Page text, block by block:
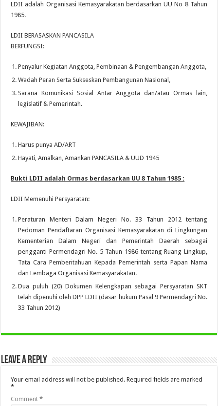
LDII adalah Organisasi Kemasyarakatan berdasarkan UU No 8 Tahun
1985.
LDII BERASASKAN PANCASILA
BERFUNGSI:
Penyalur Kegiatan Anggota, Pembinaan & Pengembangan Anggota,
Wadah Peran Serta Sukseskan Pembangunan Nasional,
Sarana Komunikasi Sosial Antar Anggota dan/atau Ormas lain,
legislatif & Pemerintah.
KEWAJIBAN:
Harus punya AD/ART
Hayati, Amalkan, Amankan PANCASILA & UUD 1945
Bukti LDII adalah Ormas berdasarkan UU 8 Tahun 1985 :
LDII Memenuhi Persyaratan:
Peraturan Menteri Dalam Negeri No. 33 Tahun 2012 tentang
Pedoman Pendaftaran Organisasi Kemasyarakatan di Lingkungan
Kementerian Dalam Negeri dan Pemerintah Daerah sebagai
pengganti Permendagri No. 5 Tahun 1986 tentang Ruang Lingkup,
Tata Cara Pemberitahuan Kepada Pemerintah serta Papan Nama
dan Lembaga Organisasi Kemasyarakatan.
Dua puluh (20) Dokumen Kelengkapan sebagai Persyaratan SKT
telah dipenuhi oleh DPP LDII (dasar hukum Pasal 9 Permendagri No.
33 Tahun 2012)
Leave a Reply
Your email address will not be published. Required fields are marked
*
Comment*